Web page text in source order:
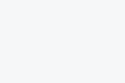
berlalu tanpa